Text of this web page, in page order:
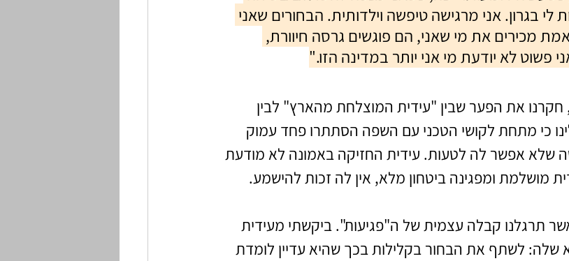
בגרון. אני מרגישה טיפשה וילדותית. הבחורים שאני
מכירים את מי שאני, הם פוגשים גרסה חיוורת,
פשוט לא יודעת מי אני יותר במדינה הזו."
את הפער שבין "עידית המוצלחת מהארץ" לבין
כי מתחת לקושי הטכני עם השפה הסתתרו פחד עמוק
שלא אפשר לה לטעות. עידית החזיקה באמונה לא מודעת
מושלמת ומפגינה ביטחון מלא, אין לה זכות להישמע.
תרגלנו קבלה עצמית של ה"פגיעות". ביקשתי מעידית
שלה: לשתף את הבחור בקלילות בכך שהיא עדיין לומדת